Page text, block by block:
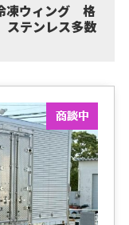
凍ウィング 格
テンレス多数